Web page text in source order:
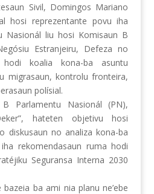
Sivil, Domingos Mariano
hosi reprezentante povu iha
Nasionál liu hosi Komisaun B
Estranjeiru, Defeza no
hodi koalia kona-ba asuntu
migrasaun, kontrolu fronteira,
polísial.
Parlamentu Nasionál (PN),
hateten objetivu hosi
diskusaun no analiza kona-ba
iha rekomendasaun ruma hodi
Seguransa Interna 2030
bazeia ba ami nia planu ne’ebe